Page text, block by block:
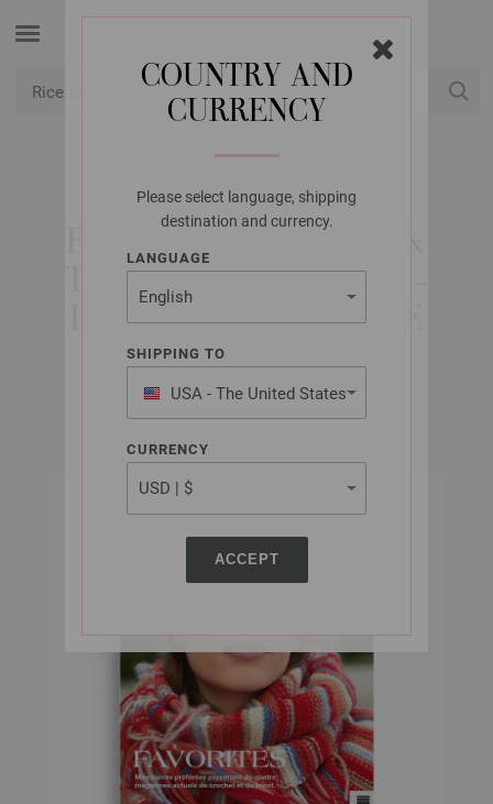
COUNTRY AND
CURRENCY
Please select language, shipping
destination and currency.
LANGUAGE
SHIPPING TO
USA - The United States
of America
CURRENCY
ACCEPT
LANA GROSSA
FILATI CROCHETER &
TRICOTER NO. 34/74 -
EDIZIONE FRANCESE